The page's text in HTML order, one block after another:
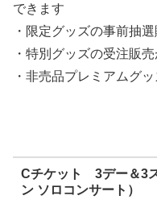
できます
・限定グッズの事前抽
・特別グッズの受注販
・非売品プレミアムグ
Cチケット 3デー＆3
ン ソロコンサート）